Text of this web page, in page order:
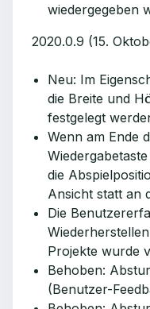
wiedergegeben
2020.0.9 (15.
Neu: Im
die Breite und
festgelegt
Wenn am Ende
die
Ansicht statt an
Die
Projekte wurde
Behoben:
(Benutzer-